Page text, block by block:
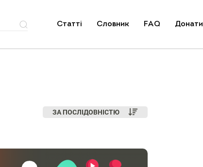
Статті Словник FAQ Донати
ЗА ПОСЛІДОВНІСТЮ